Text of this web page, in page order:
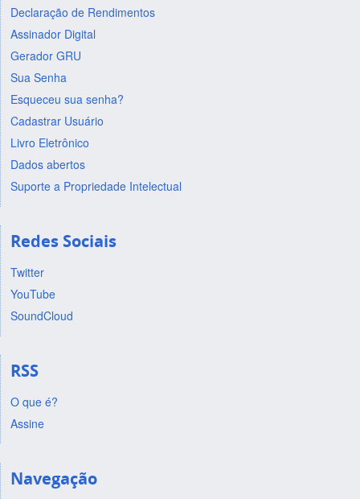
Declaração de Rendimentos
Assinador Digital
Gerador GRU
Sua Senha
Esqueceu sua senha?
Cadastrar Usuário
Livro Eletrônico
Dados abertos
Suporte a Propriedade Intelectual
Redes Sociais
Twitter
YouTube
SoundCloud
RSS
O que é?
Assine
Navegação